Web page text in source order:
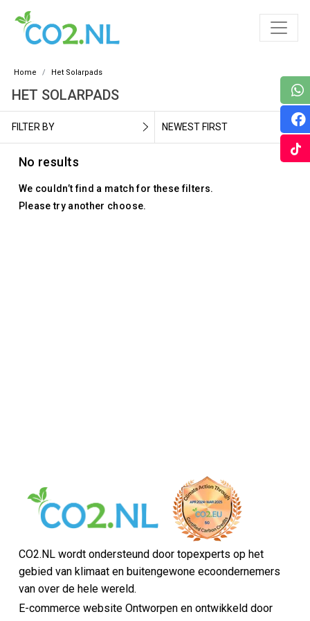
Home Het Solarpads
HET SOLARPADS
FILTER BY NEWEST FIRST
No results
We couldn’t find a match for these filters.
Please try another choose.
CO2.NL wordt ondersteund door topexperts op het
gebied van klimaat en buitengewone ecoondernemers
van over de hele wereld.
E-commerce website Ontworpen en ontwikkeld door